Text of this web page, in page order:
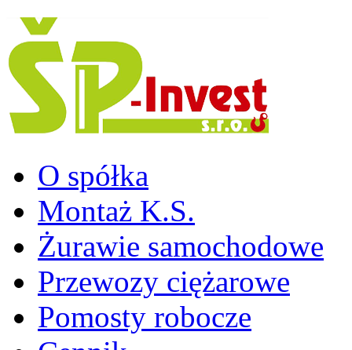
O spółka
Montaż K.S.
Żurawie samochodowe
Przewozy ciężarowe
Pomosty robocze